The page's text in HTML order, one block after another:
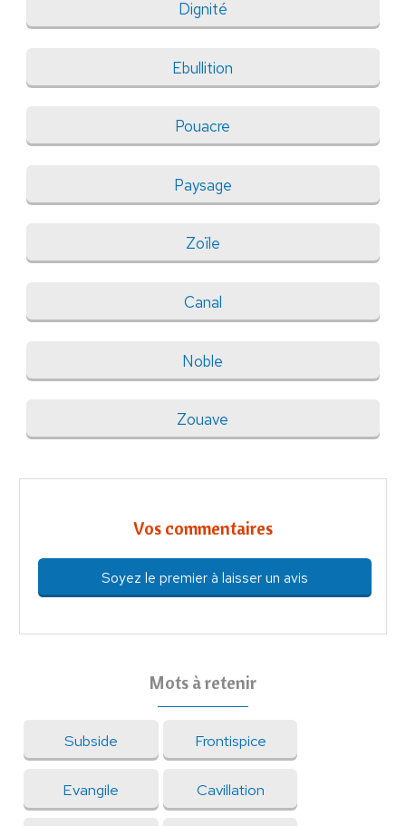
Dignité
Ebullition
Pouacre
Paysage
Zoïle
Canal
Noble
Zouave
Vos commentaires
Soyez le premier à laisser un avis
Mots à retenir
Subside Frontispice
Evangile Cavillation